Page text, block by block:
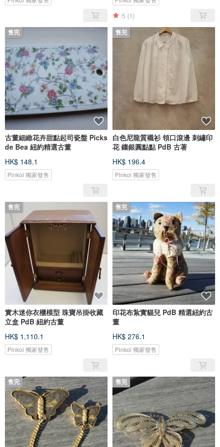
5 (1)
售完
古董細緻花卉甜點起司瓷盤 Picks
de Bea 紐約精選古董
HK$ 148.1
Pinkoi 獨家發售
售完
白色尼龍質襯衫 領口滾邊 刺繡印
花 鑲銀圓點點 PdB 古著
HK$ 196.4
Pinkoi 獨家發售
售完
實木迷你衣櫃模型 珠寶吊掛收藏
立盒 PdB 紐約古董
HK$ 1,110.1
Pinkoi 獨家發售
售完
印花布紮實貓兒 PdB 精選紐約古
董
HK$ 276.1
Pinkoi 獨家發售
售完 售完